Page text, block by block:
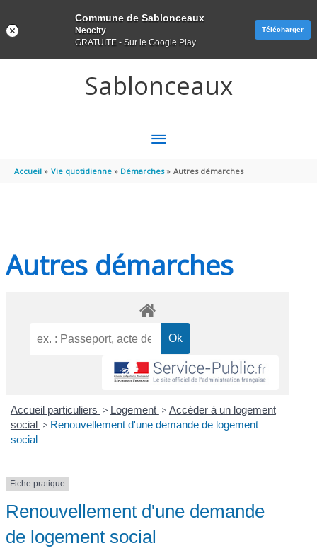
Sablonceaux
MENU
PRINCIPAL
Accueil Vie quotidienne Démarches Autres démarches
Autres démarches
Accueil particuliers > Logement > Accéder à un logement
social > Renouvellement d'une demande de logement
social
Fiche pratique
Renouvellement d'une demande
de logement social
Commune de Sablonceaux
Neocity
GRATUITE - Sur le Google Play
Télécharger